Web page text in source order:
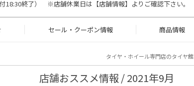
18:30終了） ※店舗休業日は【店舗情報】よりご確認下さい。
セール・クーポン情報 商品情報
タイヤ・ホイール専門店のタイヤ館
店舗おススメ情報 / 2021年9月